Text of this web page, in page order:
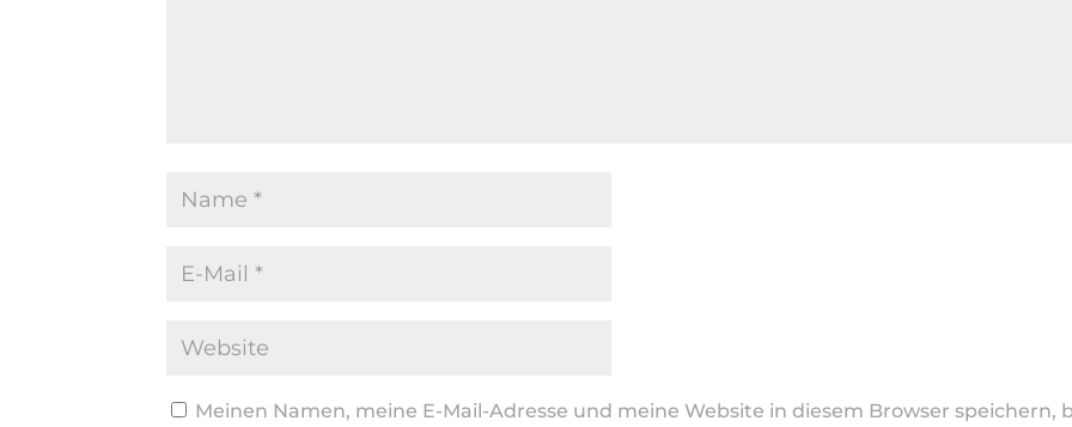
Meinen Namen, meine E-Mail-Adresse und meine Website in diesem Browser speichern,